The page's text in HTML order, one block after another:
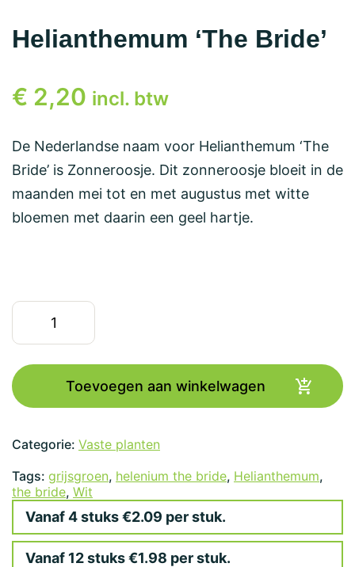
Helianthemum ‘The Bride’
€ 2,20 incl. btw
De Nederlandse naam voor Helianthemum ‘The
Bride’ is Zonneroosje. Dit zonneroosje bloeit in de
maanden mei tot en met augustus met witte
bloemen met daarin een geel hartje.
Helianthemum
'The
aantal
Toevoegen aan winkelwagen
Categorie: Vaste planten
Tags: grijsgroen, helenium the bride, Helianthemum,
the bride, Wit
Vanaf 4 stuks €2.09 per stuk.
Vanaf 12 stuks €1.98 per stuk.